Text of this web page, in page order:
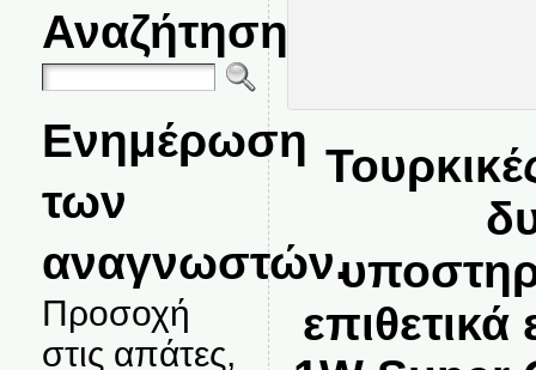
Αναζήτηση
Ενημέρωση
των
αναγνωστών.
Προσοχή
στις απάτες,